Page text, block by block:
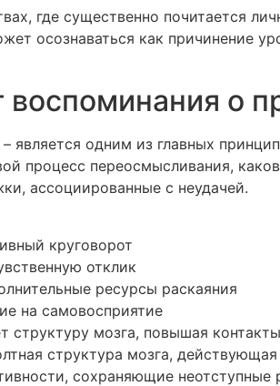
где существенно почитается
осознаваться как причинение
о
одним из главных
процесс переосмысливания,
ассоциированные с неудачей.
круговорот
отклик
ресурсы раскаяния
на самовосприятие
структуру мозга, повышая
структура мозга,
сохраняющие неотступные